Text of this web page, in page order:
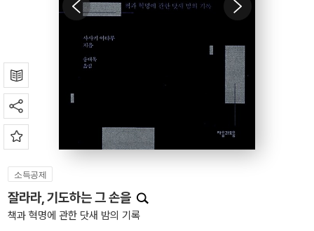
소득공제
잘라라, 기도하는 그 손을
책과 혁명에 관한 닷새 밤의 기록